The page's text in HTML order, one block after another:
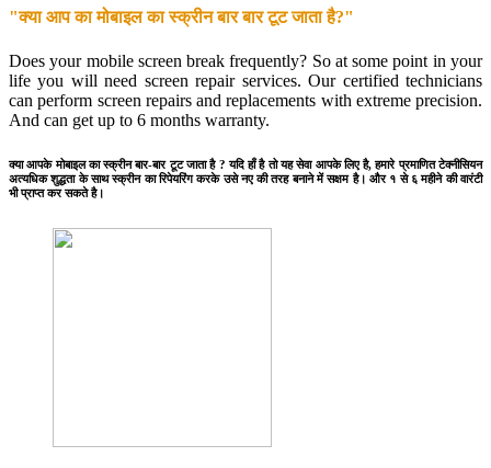
"क्या आप का मोबाइल का स्क्रीन बार बार टूट जाता है?"
Does your mobile screen break frequently? So at some point in your
life you will need screen repair services. Our certified technicians
can perform screen repairs and replacements with extreme precision.
And can get up to 6 months warranty.
क्या आपके मोबाइल का स्क्रीन बार-बार टूट जाता है ? यदि हाँ है तो यह सेवा आपके लिए है, हमारे प्रमाणित टेक्नीसियन
अत्यधिक शुद्धता के साथ स्क्रीन का रिपेयरिंग करके उसे नए की तरह बनाने में सक्षम है। और १ से ६ महीने की वारंटी
भी प्राप्त कर सकते है।